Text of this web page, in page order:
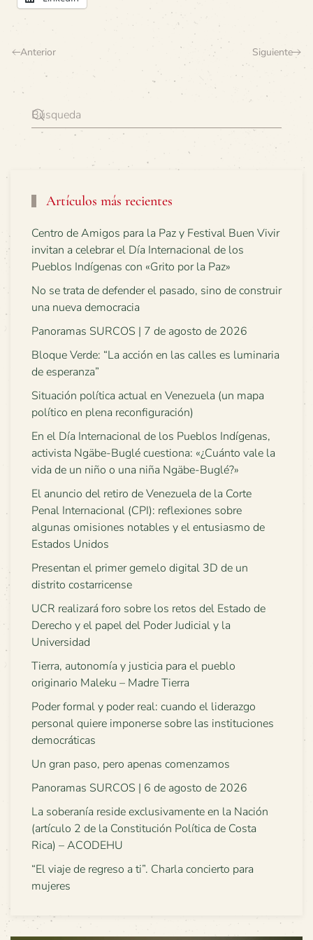
Anterior Siguiente
Artículos más recientes
Centro de Amigos para la Paz y Festival Buen Vivir
invitan a celebrar el Día Internacional de los
Pueblos Indígenas con «Grito por la Paz»
No se trata de defender el pasado, sino de construir
una nueva democracia
Panoramas SURCOS | 7 de agosto de 2026
Bloque Verde: “La acción en las calles es luminaria
de esperanza”
Situación política actual en Venezuela (un mapa
político en plena reconfiguración)
En el Día Internacional de los Pueblos Indígenas,
activista Ngäbe-Buglé cuestiona: «¿Cuánto vale la
vida de un niño o una niña Ngäbe-Buglé?»
El anuncio del retiro de Venezuela de la Corte
Penal Internacional (CPI): reflexiones sobre
algunas omisiones notables y el entusiasmo de
Estados Unidos
Presentan el primer gemelo digital 3D de un
distrito costarricense
UCR realizará foro sobre los retos del Estado de
Derecho y el papel del Poder Judicial y la
Universidad
Tierra, autonomía y justicia para el pueblo
originario Maleku – Madre Tierra
Poder formal y poder real: cuando el liderazgo
personal quiere imponerse sobre las instituciones
democráticas
Un gran paso, pero apenas comenzamos
Panoramas SURCOS | 6 de agosto de 2026
La soberanía reside exclusivamente en la Nación
(artículo 2 de la Constitución Política de Costa
Rica) – ACODEHU
“El viaje de regreso a ti”. Charla concierto para
mujeres